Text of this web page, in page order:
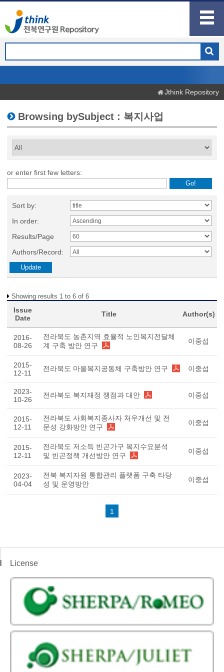
Jthink Repository
Browsing bySubject : 복지사업
or enter first few letters:
Sort by:
In order:
Results/Page
Authors/Record:
Showing results 1 to 6 of 6
Issue
Date
Title Author(s)
2016-
08-26
전라북도 농촌지역 효율적 노인복지전달체
계 구축 방안 연구
이중섭
2015-
12-11
전라북도 마을복지공동체 구축방안 연구 이중섭
2023-
10-26
전라북도 복지재정 쟁점과 대안 이중섭
2015-
12-11
전라북도 사회복지종사자 처우개선 및 전
문성 강화방안 연구
이중섭
2015-
12-11
전라북도 저소득 빈곤가구 복지수요분석
및 빈곤정책 개선방안 연구
이중섭
2023-
04-04
전북 복지자원 통합관리 플랫폼 구축 타당
성 및 운영방안
이중섭
1
License